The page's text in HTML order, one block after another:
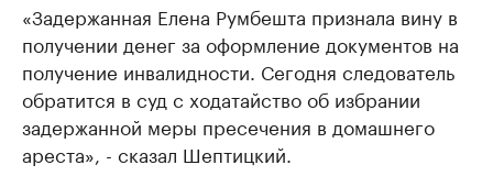
«Задержанная Елена Румбешта признала вину в
получении денег за оформление документов на
получение инвалидности. Сегодня следователь
обратится в суд с ходатайство об избрании
задержанной меры пресечения в домашнего
ареста», - сказал Шептицкий.